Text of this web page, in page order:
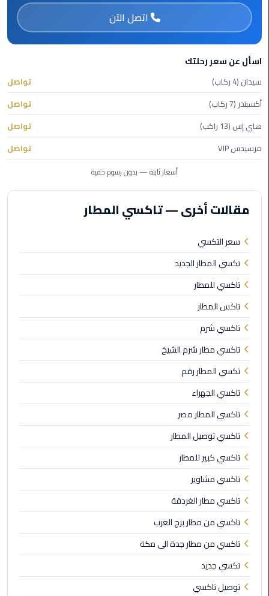
مرسيدس
ايجار
بالسائق
فى
مصر
ليموزين
مطار
العلمين
الجديدة
الاسكندريه
السويس
تاكسي
المطار
ليموزين
الاسكندريه
شرم
الشيخ
تاكسي
مطار
القاهرة
ليموزين
الاسكندريه
مطروح
ليموزين
المطار
ليموزين
البحر
الأحمر
من
مطار
القاهرة
اتصل الآن
اسأل عن سعر رحلتك
سيدان (4 ركاب)
تواصل
أكسبندر (7 ركاب)
تواصل
هاي إس (13 راكب)
تواصل
مرسيدس VIP
تواصل
أسعار ثابتة — بدون رسوم خفية
مقالات أخرى — تاكسي المطار
سعر التكسي
تكسي المطار الجديد
تاكسي للمطار
تاكس المطار
تاكسي شرم
تاكسي مطار شرم الشيخ
تكسي المطار رقم
تاكسي الجهراء
تاكسي المطار مصر
تاكسي توصيل المطار
تاكسي كبير للمطار
تاكسي مشاوير
تاكسي مطار الغردقة
تاكسي من مطار برج العرب
تاكسي من مطار جدة الى مكة
تكسي جديد
توصيل تاكسي